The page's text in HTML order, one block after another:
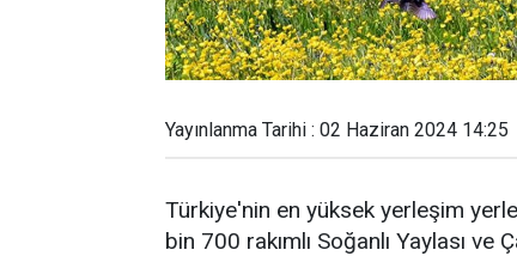
Yayınlanma Tarihi : 02 Haziran 2024 14:25
Türkiye'nin en yüksek yerleşim
bin 700 rakımlı Soğanlı Yaylası